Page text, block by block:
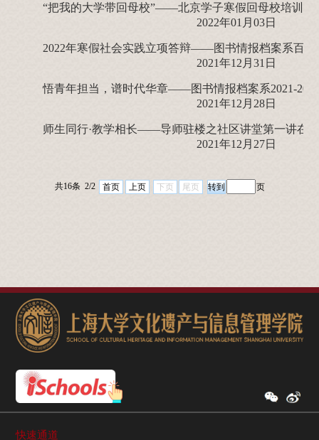
“把我的大学带回母校”——北京学子寒假回母校培训交
2022年01月03日
2022年寒假社会实践立项答辩——图书情报档案系百人
2021年12月31日
2021年12月28日
师生同行·教学相长——导师驻楼之社区讲堂第一讲在
2021年12月27日
共16条 2/2 首页 上页 下页 尾页 页
快速通道